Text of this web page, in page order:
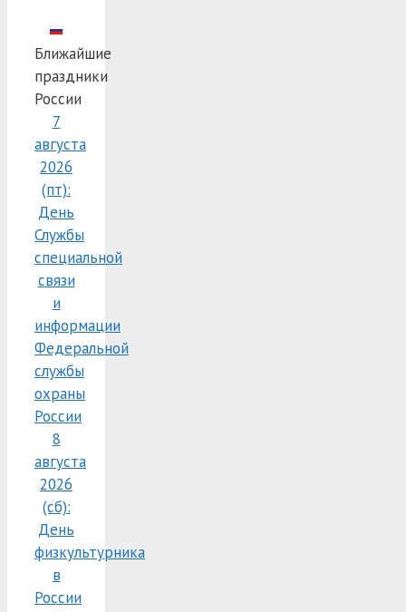
Ближайшие
праздники
России
7
августа
2026
(пт):
День
Службы
специальной
связи
и
информации
Федеральной
службы
охраны
России
8
августа
2026
(сб):
День
физкультурника
в
России